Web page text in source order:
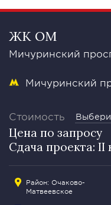
ЖК OM
Мичуринский
Мичуринский
Стоимость
Цена по запросу
Сдача проекта: II
Район: Очаково-
Матвеевское